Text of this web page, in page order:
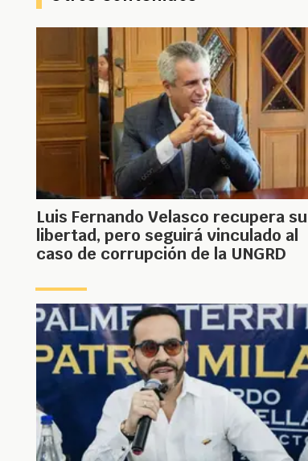
Luis Fernando Velasco recupera su
libertad, pero seguirá vinculado al
caso de corrupción de la UNGRD